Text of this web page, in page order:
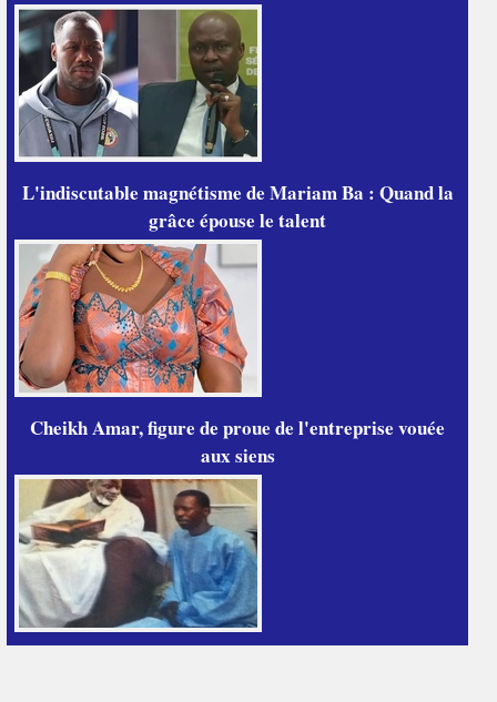
L'indiscutable magnétisme de Mariam Ba : Quand la
grâce épouse le talent
Cheikh Amar, figure de proue de l'entreprise vouée
aux siens